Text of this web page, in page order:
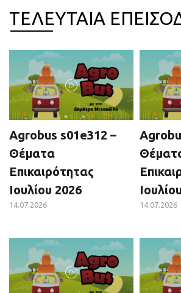
ΤΕΛΕΥΤΑΙΑ
Agrobus s01e312 –
Θέματα
Επικαιρότητας
Ιουλίου 2026
14.07.2026 14.07.2026